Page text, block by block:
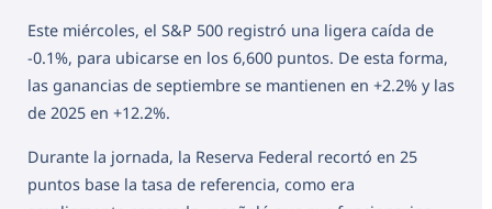
Este miércoles, el S&P 500 registró una ligera caída de
-0.1%, para ubicarse en los 6,600 puntos. De esta forma,
las ganancias de septiembre se mantienen en +2.2% y las
de 2025 en +12.2%.
Durante la jornada, la Reserva Federal recortó en 25
puntos base la tasa de referencia, como era